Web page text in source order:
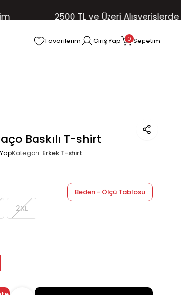
2500 TL ve Üzeri Alışverişlerde
Favorilerim Giriş Yap 0 Sepetim
Baskılı T-shirt
Kategori: Erkek T-shirt
2XL
Beden - Ölçü Tablosu